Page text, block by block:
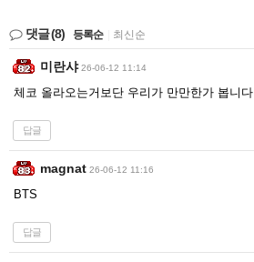
댓글(8) 등록순 최신순
미란샤 26-06-12 11:14
체코 올라오는거보단 우리가 만만한가 봅니다
답글
magnat 26-06-12 11:16
BTS
답글